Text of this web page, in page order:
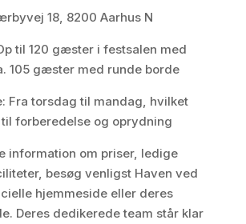
18, 8200 Aarhus N
til 120 gæster i festsalen med
105 gæster med runde borde
Fra torsdag til mandag, hvilket
forberedelse og oprydning
information om priser, ledige
besøg venligst Haven ved
hjemmeside eller deres
Deres dedikerede team står klar